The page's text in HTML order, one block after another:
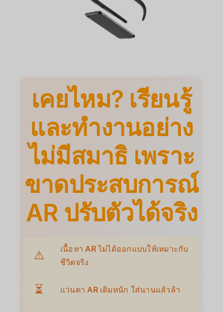
เคยไหม? เรียนรู้
และทำงานอย่าง
ไม่มีสมาธิ เพราะ
ขาดประสบการณ์
AR ปรับตัวได้จริง
⚠️
เนื้อหา AR ไม่ได้ออกแบบให้เหมาะกับ
ชีวิตจริง
⏳ แว่นตา AR เดิมหนัก ใส่นานแล้วล้า